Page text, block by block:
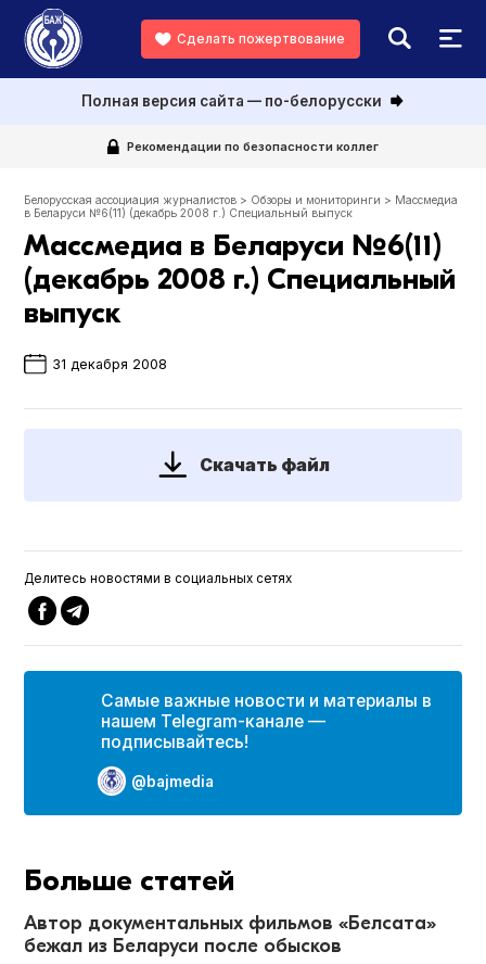
Сделать пожертвование
Полная версия сайта — по-белорусски
Рекомендации по безопасности коллег
Белорусская ассоциация журналистов > Обзоры и мониторинги > Массмедиа
в Беларуси №6(11) (декабрь 2008 г.) Специальный выпуск
Массмедиа в Беларуси №6(11)
(декабрь 2008 г.) Специальный
выпуск
31 декабря 2008
Скачать файл
Делитесь новостями в социальных сетях
Самые важные новости и материалы в
нашем Telegram-канале —
подписывайтесь!
@bajmedia
Больше статей
Автор документальных фильмов «Белсата»
бежал из Беларуси после обысков